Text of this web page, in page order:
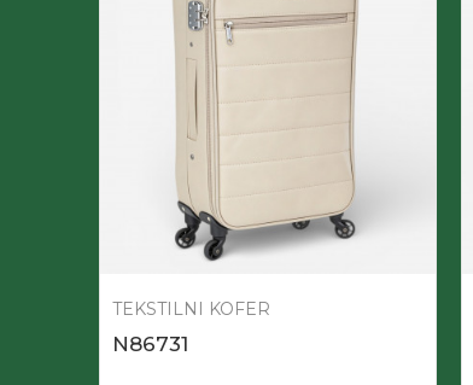
TEKSTILNI KOFER
N86731